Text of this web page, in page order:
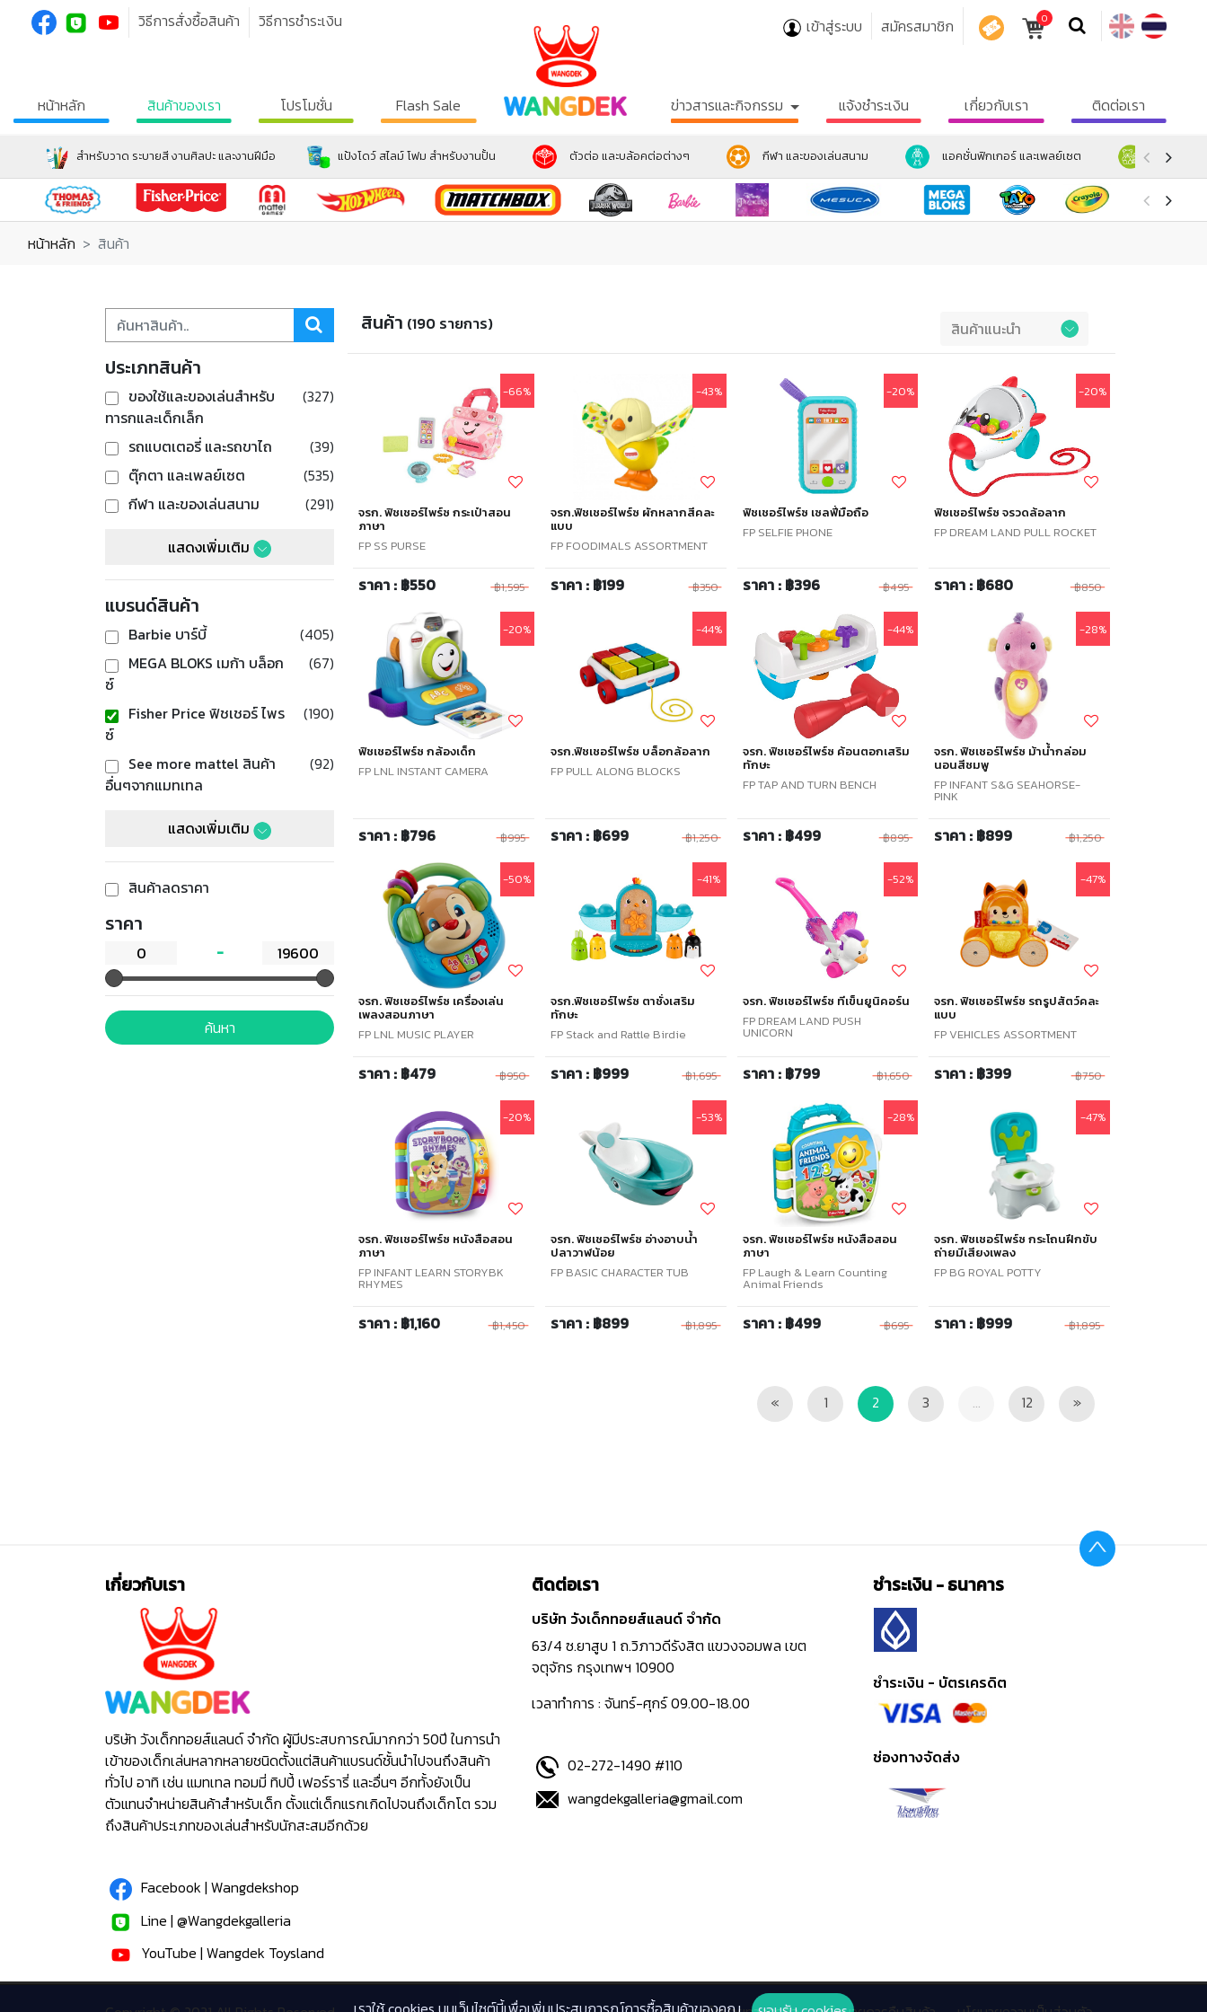
วิธีการสั่งซื้อสินค้า วิธีการชำระเงิน เข้าสู่ระบบ สมัครสมาชิก 0
หน้าหลัก สินค้าของเรา โปรโมชั่น Flash Sale ข่าวสารและกิจกรรม แจ้งชำระเงิน เกี่ยวกับเรา ติดต่อเรา
สำหรับวาด ระบายสี งานศิลปะ และงานฝีมือ แป้งโดว์ สไลม์ โฟม สำหรับงานปั้น ตัวต่อ และบล้อคต่อต่างๆ กีฬา และของเล่นสนาม แอคชั่นฟิกเกอร์ และเพลย์เซต ตุ๊กตา แล
หน้าหลัก สินค้า
ประเภทสินค้า
ของใช้และของเล่นสำหรับ
ทารกและเด็กเล็ก
(327)
รถแบตเตอรี่ และรถขาไถ
(39)
ตุ๊กตา และเพลย์เซต
(535)
กีฬา และของเล่นสนาม
(291)
แสดงเพิ่มเติม
แบรนด์สินค้า
Barbie บาร์บี้
(405)
MEGA BLOKS เมก้า บล็อก
ซ์
(67)
Fisher Price ฟิชเชอร์ ไพร
ซ์
(190)
See more mattel สินค้า
อื่นๆจากแมทเทล
(92)
แสดงเพิ่มเติม
สินค้าลดราคา
ราคา
ค้นหา
สินค้า (190 รายการ) Preference
-66%
จรก. ฟิชเชอร์ไพร์ซ กระเป๋าสอน
ภาษา
FP SS PURSE
ราคา : ฿550 ฿1,595
-43%
จรก.ฟิชเชอร์ไพร์ซ ผักหลากสีคละ
แบบ
FP FOODIMALS ASSORTMENT
ราคา : ฿199 ฿350
-20%
ฟิชเชอร์ไพร์ซ เซลฟี่มือถือ
FP SELFIE PHONE
ราคา : ฿396 ฿495
-20%
ฟิชเชอร์ไพร์ซ จรวดล้อลาก
FP DREAM LAND PULL ROCKET
ราคา : ฿680 ฿850
-20%
ฟิชเชอร์ไพร์ซ กล้องเด็ก
FP LNL INSTANT CAMERA
ราคา : ฿796 ฿995
-44%
จรก.ฟิชเชอร์ไพร์ซ บล็อกล้อลาก
FP PULL ALONG BLOCKS
ราคา : ฿699 ฿1,250
-44%
จรก. ฟิชเชอร์ไพร์ซ ค้อนตอกเสริม
ทักษะ
FP TAP AND TURN BENCH
ราคา : ฿499 ฿895
-28%
จรก. ฟิชเชอร์ไพร์ซ ม้าน้ำกล่อม
นอนสีชมพู
FP INFANT S&G SEAHORSE-
PINK
ราคา : ฿899 ฿1,250
-50%
จรก. ฟิชเชอร์ไพร์ซ เครื่องเล่น
เพลงสอนภาษา
FP LNL MUSIC PLAYER
ราคา : ฿479 ฿950
-41%
จรก.ฟิชเชอร์ไพร์ซ ตาชั่งเสริม
ทักษะ
FP Stack and Rattle Birdie
ราคา : ฿999 ฿1,695
-52%
จรก. ฟิชเชอร์ไพร์ซ ทีเข็นยูนิคอร์น
FP DREAM LAND PUSH
UNICORN
ราคา : ฿799 ฿1,650
-47%
จรก. ฟิชเชอร์ไพร์ซ รถรูปสัตว์คละ
แบบ
FP VEHICLES ASSORTMENT
ราคา : ฿399 ฿750
-20%
จรก. ฟิชเชอร์ไพร์ซ หนังสือสอน
ภาษา
FP INFANT LEARN STORYBK
RHYMES
ราคา : ฿1,160 ฿1,450
-53%
จรก. ฟิชเชอร์ไพร์ซ อ่างอาบน้ำ
ปลาวาฬน้อย
FP BASIC CHARACTER TUB
ราคา : ฿899 ฿1,895
-28%
จรก. ฟิชเชอร์ไพร์ซ หนังสือสอน
ภาษา
FP Laugh & Learn Counting
Animal Friends
ราคา : ฿499 ฿695
-47%
จรก. ฟิชเชอร์ไพร์ซ กระโถนฝึกขับ
ถ่ายมีเสียงเพลง
FP BG ROYAL POTTY
ราคา : ฿999 ฿1,895
« Previous1 2 3 ... 12 »Next
เกี่ยวกับเรา
บริษัท วังเด็กทอยส์แลนด์ จำกัด ผู้มีประสบการณ์มากกว่า 50ปี ในการนำ
เข้าของเด็กเล่นหลากหลายชนิดตั้งแต่สินค้าแบรนด์ชั้นนำไปจนถึงสินค้า
ทั่วไป อาทิ เช่น แมทเทล ทอมมี่ ทิปปี้ เฟอร์รารี่ และอื่นๆ อีกทั้งยังเป็น
ตัวแทนจำหน่ายสินค้าสำหรับเด็ก ตั้งแต่เด็กแรกเกิดไปจนถึงเด็กโต รวม
ถึงสินค้าประเภทของเล่นสำหรับนักสะสมอีกด้วย
Facebook | Wangdekshop
Line | @Wangdekgalleria
YouTube | Wangdek Toysland
ติดต่อเรา
บริษัท วังเด็กทอยส์แลนด์ จำกัด
63/4 ซ.ยาสูบ 1 ถ.วิภาวดีรังสิต แขวงจอมพล เขต
จตุจักร กรุงเทพฯ 10900
เวลาทำการ : จันทร์-ศุกร์ 09.00-18.00
02-272-1490 #110
wangdekgalleria@gmail.com
ชำระเงิน - ธนาคาร
ชำระเงิน - บัตรเครดิต
ช่องทางจัดส่ง